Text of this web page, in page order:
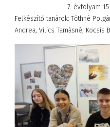
7. évfolyam 15. hely:
Felkészítő tanárok: Tóthné
Andrea, Vilics Tamásné, Kocsis